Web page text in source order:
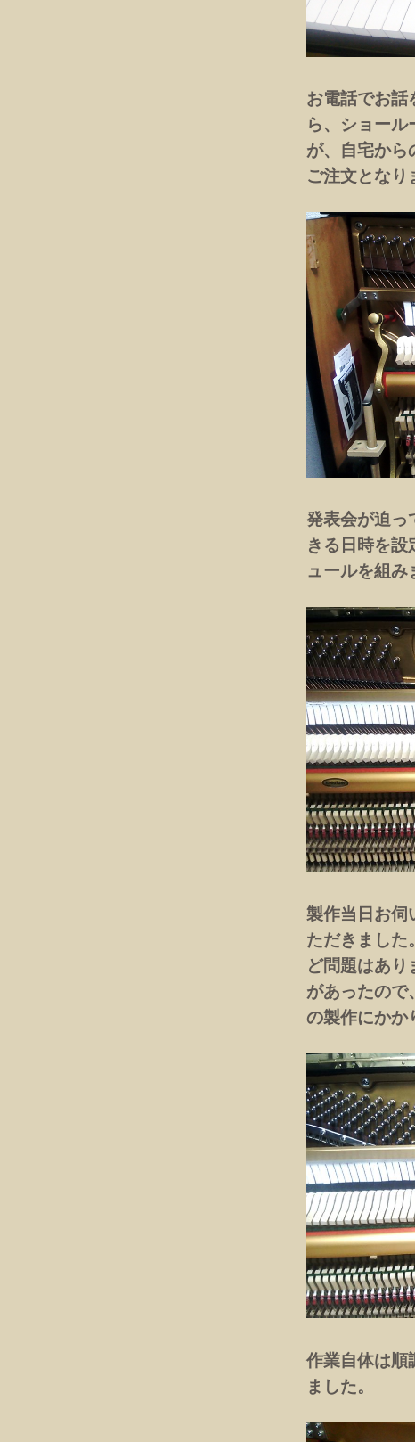
お電話でお話
ら、ショー
が、自宅から
ご注文となり
発表会が迫っ
きる日時を
ュールを組み
製作当日お伺
ただきました
ど問題はあ
があったので
の製作にかか
作業自体は順
ました。